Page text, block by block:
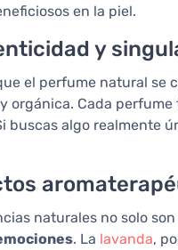
en la piel.
y
el perfume natural se
orgánica. Cada perfume
buscas algo realmente
naturales no solo
. La lavanda,